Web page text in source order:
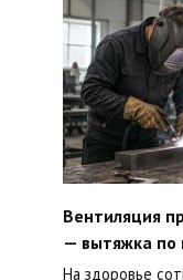
Вентиляция
— вытяжка по
На здоровье